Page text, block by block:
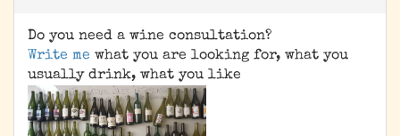
Do you need a wine consultation?
Write me what you are looking for, what you
usually drink, what you like